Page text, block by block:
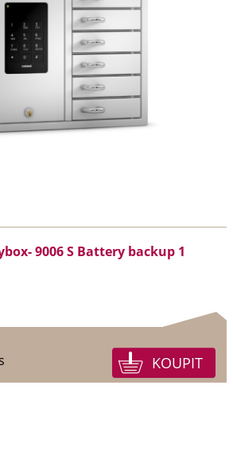
9006 S Battery backup 1